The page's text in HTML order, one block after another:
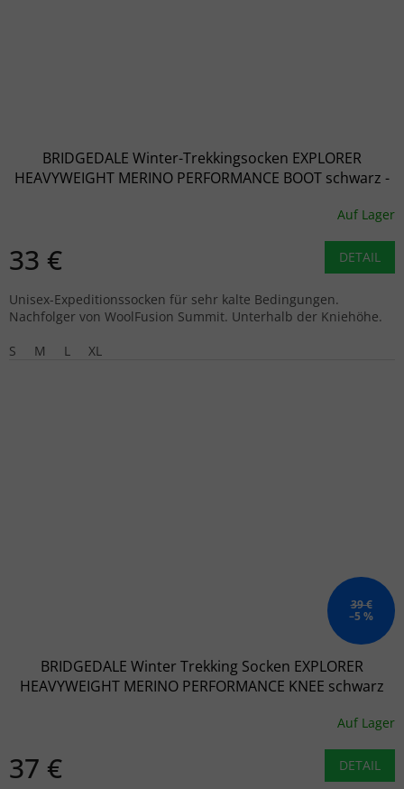
BRIDGEDALE Winter-Trekkingsocken EXPLORER
HEAVYWEIGHT MERINO PERFORMANCE BOOT schwarz -
Auf Lager
33 € DETAIL
Unisex-Expeditionssocken für sehr kalte Bedingungen.
Nachfolger von WoolFusion Summit. Unterhalb der Kniehöhe.
S
M L XL
39 €
–5 %
BRIDGEDALE Winter Trekking Socken EXPLORER
HEAVYWEIGHT MERINO PERFORMANCE KNEE schwarz
Auf Lager
37 € DETAIL